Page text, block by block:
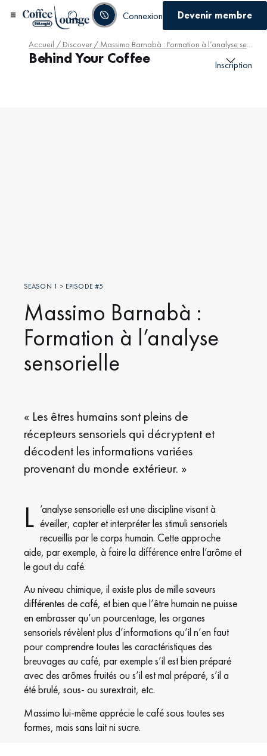
Connexion Devenir membre
Inscription
Accueil / Discover / Massimo Barnabà : Formation à l’analyse sensorielle
Behind Your Coffee
SEASON 1 > EPISODE #5
Massimo Barnabà :
Formation à l’analyse
sensorielle
« Les êtres humains sont pleins de
récepteurs sensoriels qui décryptent et
décodent les informations variées
provenant du monde extérieur. »
L ’analyse sensorielle est une discipline visant à
éveiller, capter et interpréter les stimuli sensoriels
recueillis par le corps humain. Cette approche
aide, par exemple, à faire la différence entre l’arôme et
le gout du café.
Au niveau chimique, il existe plus de mille saveurs
différentes de café, et bien que l’être humain ne puisse
en embrasser qu’un pourcentage, les organes
sensoriels révèlent plus d’informations qu’il n’en faut
pour comprendre toutes les caractéristiques des
breuvages au café, par exemple s’il est bien préparé
avec des arômes fruités ou s’il est mal préparé, s’il a
été brulé, sous- ou surextrait, etc.
Massimo lui-même apprécie le café sous toutes ses
formes, mais sans lait ni sucre.